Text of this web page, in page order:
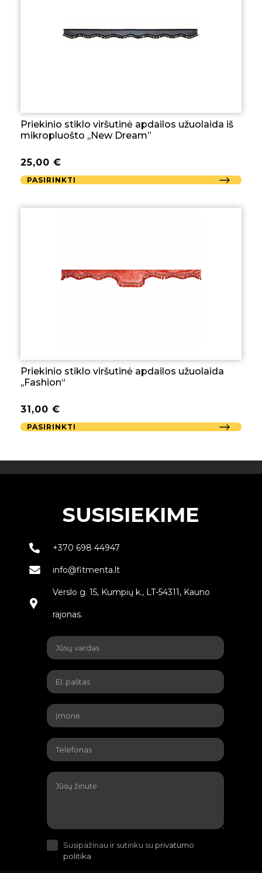
Priekinio stiklo viršutinė apdailos užuolaida iš
mikropluošto ,,New Dream”
25,00 €
PASIRINKTI
Priekinio stiklo viršutinė apdailos užuolaida
,,Fashion“
31,00 €
PASIRINKTI
SUSISIEKIME
+370 698 44947
info@fitmenta.lt
Verslo g. 15, Kumpių k., LT-54311, Kauno
rajonas.
Susipažinau ir sutinku su privatumo
politika